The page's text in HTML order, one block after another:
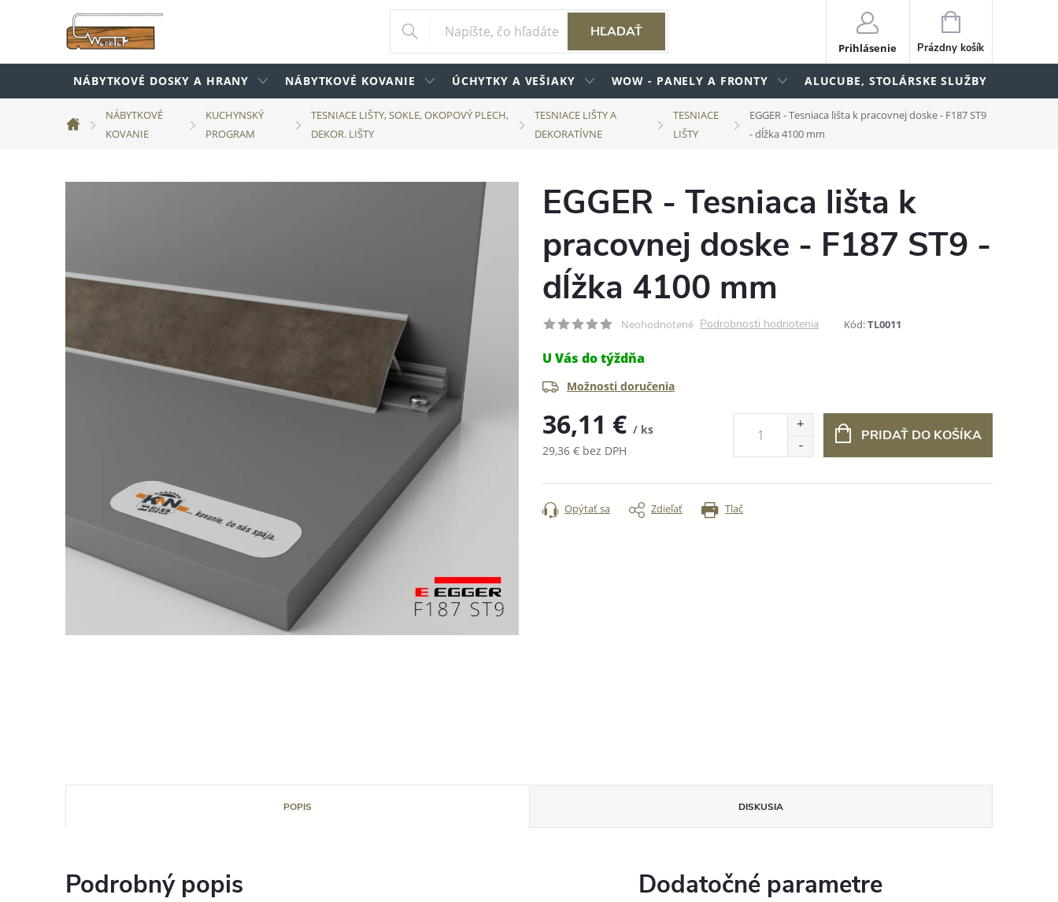
HĽADAŤ
Prihlásenie
NÁKUPNÝ
KOŠÍK
Prázdny košík
NÁBYTKOVÉ DOSKY A HRANY NÁBYTKOVÉ KOVANIE ÚCHYTKY A VEŠIAKY WOW - PANELY A FRONTY ALUCUBE, STOLÁRSKE SLUŽBY
Domov
NÁBYTKOVÉ
KOVANIE
KUCHYNSKÝ
PROGRAM
TESNIACE LIŠTY, SOKLE, OKOPOVÝ PLECH,
DEKOR. LIŠTY
TESNIACE LIŠTY A
DEKORATÍVNE
TESNIACE
LIŠTY
EGGER - Tesniaca lišta k pracovnej doske - F187 ST9
- dĺžka 4100 mm
EGGER - Tesniaca lišta k
pracovnej doske - F187 ST9 -
dĺžka 4100 mm
Neohodnotené Podrobnosti hodnotenia Kód:TL0011
U Vás do týždňa
Možnosti doručenia
36,11 € / ks
29,36 € bez DPH
cena:
PRIDAŤ DO KOŠÍKA
Tlač
Opýtať sa Zdieľať
POPIS DISKUSIA
Podrobný popis
Dodatočné parametre